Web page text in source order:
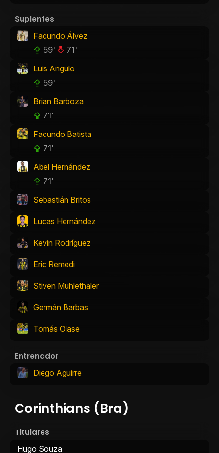
Suplentes
Facundo Álvez
59'
71'
Luis Angulo
59'
Brian Barboza
71'
Facundo Batista
71'
Abel Hernández
71'
Sebastián Britos
Lucas Hernández
Kevin Rodríguez
Eric Remedi
Stiven Muhlethaler
Germán Barbas
Tomás Olase
Entrenador
Diego Aguirre
Corinthians (Bra)
Titulares
Hugo Souza